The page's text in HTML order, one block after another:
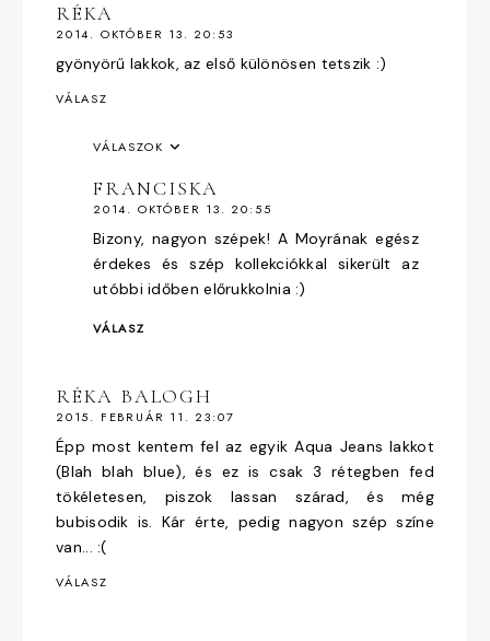
RÉKA
2014. OKTÓBER 13. 20:53
gyönyörű lakkok, az első különösen tetszik :)
VÁLASZ
VÁLASZOK
FRANCISKA
2014. OKTÓBER 13. 20:55
Bizony, nagyon szépek! A Moyrának egész
érdekes és szép kollekciókkal sikerült az
utóbbi időben előrukkolnia :)
VÁLASZ
RÉKA BALOGH
2015. FEBRUÁR 11. 23:07
Épp most kentem fel az egyik Aqua Jeans lakkot
(Blah blah blue), és ez is csak 3 rétegben fed
tökéletesen, piszok lassan szárad, és még
bubisodik is. Kár érte, pedig nagyon szép színe
van... :(
VÁLASZ